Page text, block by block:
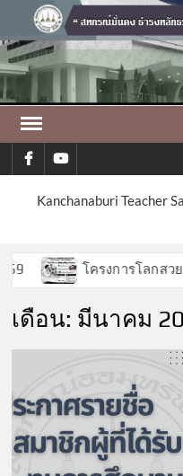
content
facebookyoutube
Kanchanaburi Teacher
โครงการโลกสวย ตาใ
เดือน: มีนาคม